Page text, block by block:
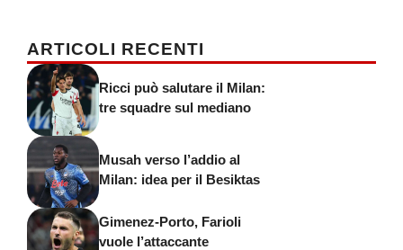
ARTICOLI RECENTI
Ricci può salutare il Milan:
tre squadre sul mediano
Musah verso l’addio al
Milan: idea per il Besiktas
Gimenez-Porto, Farioli
vuole l’attaccante